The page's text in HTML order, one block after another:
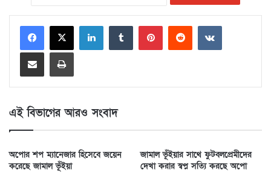
LinkedIn
এই বিভাগের আরও সংবাদ
অপোর শপ ম্যানেজার হিসেবে জয়েন
করেছে জামাল ভূঁইয়া
জামাল ভূঁইয়ার সাথে ফুটবলপ্রেমীদের
দেখা করার স্বপ্ন সত্যি করছে অপো